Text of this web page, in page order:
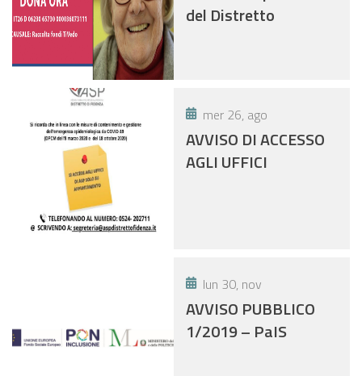
del Distretto
mer 26, ago
AVVISO DI ACCESSO
AGLI UFFICI
lun 30, nov
AVVISO PUBBLICO
1/2019 – PaIS